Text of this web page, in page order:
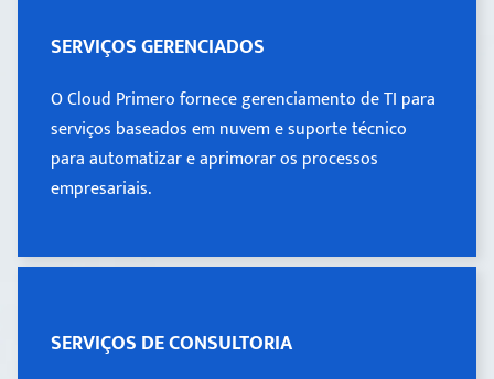
SERVIÇOS GERENCIADOS
O Cloud Primero fornece gerenciamento de TI para
serviços baseados em nuvem e suporte técnico
para automatizar e aprimorar os processos
empresariais.
SERVIÇOS GERENCIADOS
O Cloud Primero fornece gerenciamento de TI para
serviços baseados em nuvem e suporte técnico
para automatizar e aprimorar os processos
empresariais.
SERVIÇOS DE CONSULTORIA
SERVIÇOS DE CONSULTORIA